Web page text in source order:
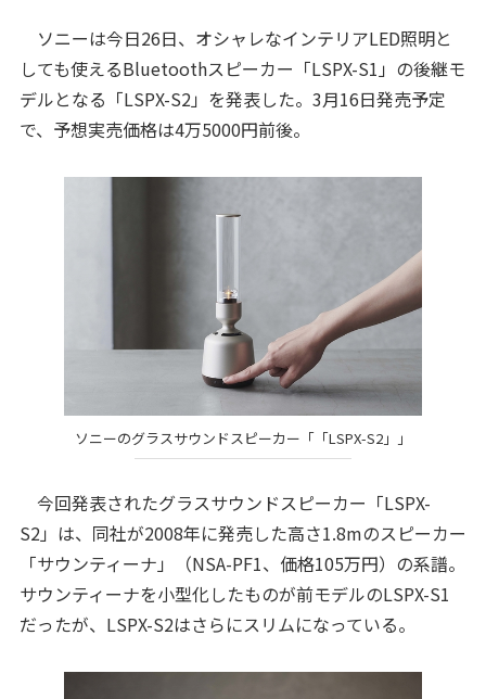
ソニーは今日26日、オシャレなインテリアLED照明と
しても使えるBluetoothスピーカー「LSPX-S1」の後継モ
デルとなる「LSPX-S2」を発表した。3月16日発売予定
で、予想実売価格は4万5000円前後。
ソニーのグラスサウンドスピーカー「「LSPX-S2」」
今回発表されたグラスサウンドスピーカー「LSPX-
S2」は、同社が2008年に発売した高さ1.8mのスピーカー
「サウンティーナ」（NSA-PF1、価格105万円）の系譜。
サウンティーナを小型化したものが前モデルのLSPX-S1
だったが、LSPX-S2はさらにスリムになっている。